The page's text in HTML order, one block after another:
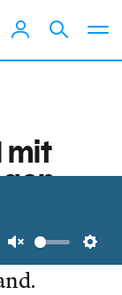
Unmute
mit
Aineter
und